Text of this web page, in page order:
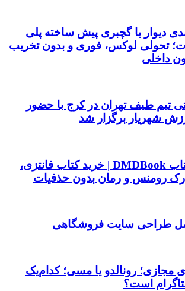
دیوار با گچبری پیش ساخته پلی
تحولی لوکس، فوری و بدون تخریب
داخلی
تیم طیف تهران در کرج با حضور
شهریار برگزار شد
فروشگاه کتاب DMDBook | خرید کتاب فانتزی،
رومنس و رمان بدون حذفیات
طراحی سایت فروشگاهی
مجازی؛ رونالدو یا مسی؛ کدام‌یک
است؟